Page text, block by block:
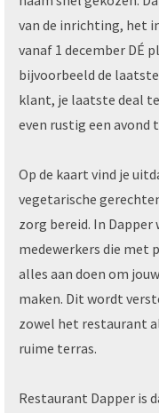
van de inrichting, het
vanaf 1 december DÉ
bijvoorbeeld de
klant, je laatste deal
even rustig een avond
Op de kaart vind je
vegetarische
zorg bereid. In
medewerkers die met
alles aan doen om
maken. Dit wordt
zowel het restaurant
ruime terras.
Restaurant Dapper is